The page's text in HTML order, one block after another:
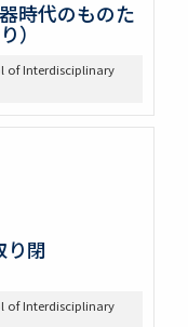
時代のものた
）
of Interdisciplinary
り閉
of Interdisciplinary